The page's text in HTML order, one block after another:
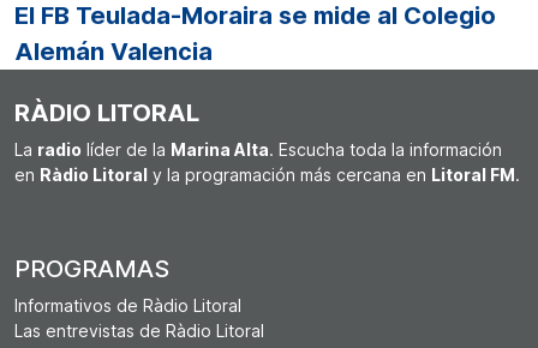
El FB Teulada-Moraira se mide al Colegio
Alemán Valencia
RÀDIO LITORAL
La radio líder de la Marina Alta. Escucha toda la información
en Ràdio Litoral y la programación más cercana en Litoral FM.
PROGRAMAS
Informativos de Ràdio Litoral
Las entrevistas de Ràdio Litoral